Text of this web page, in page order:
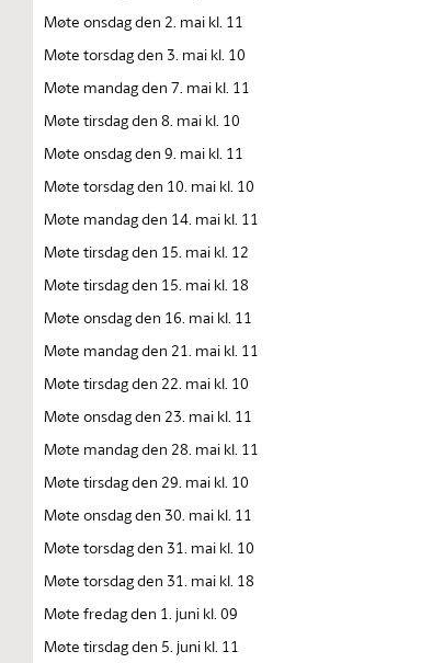
Møte onsdag den 2. mai kl. 11
Møte torsdag den 3. mai kl. 10
Møte mandag den 7. mai kl. 11
Møte tirsdag den 8. mai kl. 10
Møte onsdag den 9. mai kl. 11
Møte torsdag den 10. mai kl. 10
Møte mandag den 14. mai kl. 11
Møte tirsdag den 15. mai kl. 12
Møte tirsdag den 15. mai kl. 18
Møte onsdag den 16. mai kl. 11
Møte mandag den 21. mai kl. 11
Møte tirsdag den 22. mai kl. 10
Møte onsdag den 23. mai kl. 11
Møte mandag den 28. mai kl. 11
Møte tirsdag den 29. mai kl. 10
Møte onsdag den 30. mai kl. 11
Møte torsdag den 31. mai kl. 10
Møte torsdag den 31. mai kl. 18
Møte fredag den 1. juni kl. 09
Møte tirsdag den 5. juni kl. 11